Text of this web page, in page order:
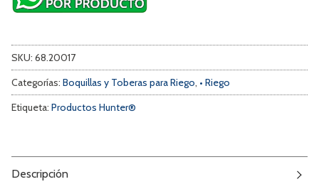
SKU: 68.20017
Categorías: Boquillas y Toberas para Riego, • Riego
Etiqueta: Productos Hunter®
Descripción